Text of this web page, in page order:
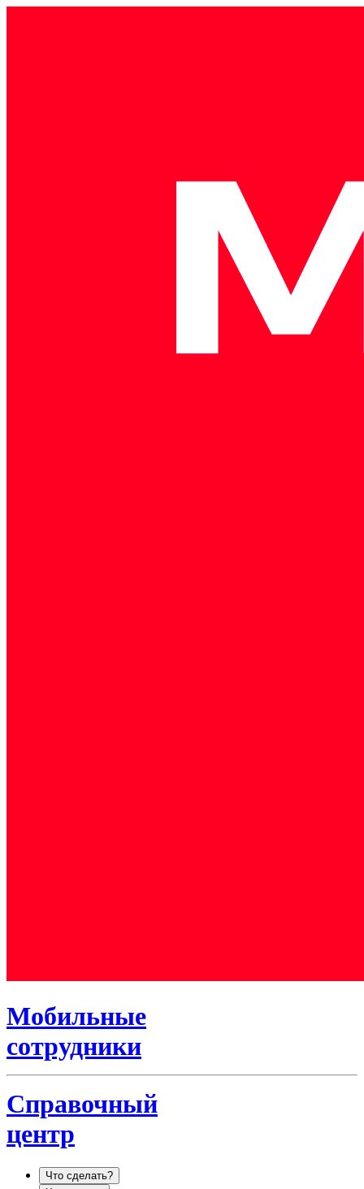
Мобильные
сотрудники
Справочный
центр
Что сделать?